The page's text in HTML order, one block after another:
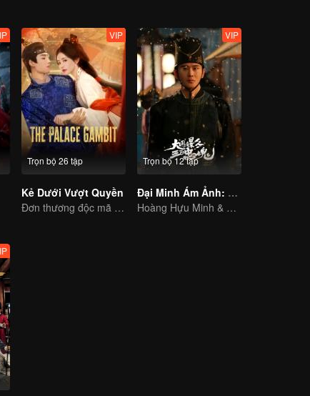
Trọn bộ 26 tập
VIP
Kẻ Dưới Vượt Quyền
Đơn thương độc mã đối đầu! Nữ nhân mồ côi đơn độc chống lại cả chốn hậu cung.
Trọn bộ 12 tập
VIP
Đại Minh Ám Ảnh: Ba Trăm Trung Hồn
Hoàng Hựu Minh & Từ Dương bị cuốn vào thế giới gián điệp